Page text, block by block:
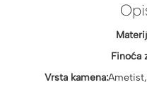
Finoća
Vrsta kamena: